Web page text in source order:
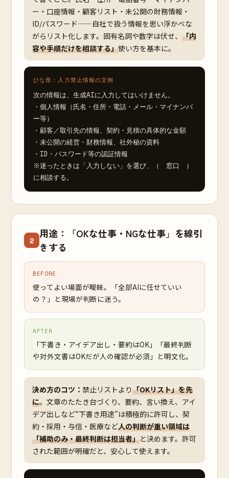
ー・口座情報・顧客リスト・未公開の財務情報・
ID/パスワード——自社で扱う情報を思い浮かべな
がらリスト化します。固有名詞や数字は伏せ、 「内
容や手順だけを相談する」使い方を基本に。
ひな形：入力禁止情報の文例
次の情報は、生成AIに入力してはいけません。
・個人情報（氏名・住所・電話・メール・マイナンバ
ー等）
・顧客／取引先の情報、契約・見積の具体的な金額
・未公開の経営・財務情報、社外秘の資料
・ID・パスワード等の認証情報
※迷ったときは「入力しない」を選び、（　窓口　）
に相談する。
2
用途：「OKな仕事・NGな仕事」を線引
きする
BEFORE
使ってよい場面が曖昧。「全部AIに任せていい
の？」と現場が判断に迷う。
AFTER
「下書き・アイデア出し・要約はOK」「最終判断
や対外文書はOKだが人の確認が必須」と明文化。
決め方のコツ： 禁止リストより「OKリスト」を先
に。文章のたたき台づくり、要約、言い換え、アイ
デア出しなど“下書き用途”は積極的に許可し、契
約・採用・与信・医療など人の判断が重い領域は
「補助のみ・最終判断は担当者」と決めます。許可
された範囲が明確だと、安心して使えます。